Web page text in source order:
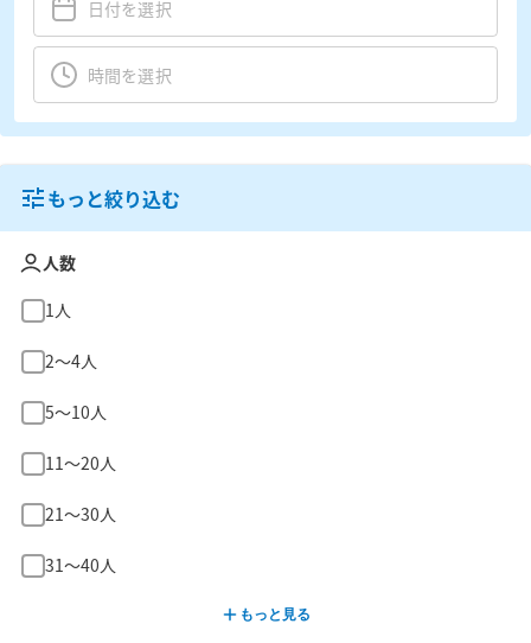
もっと絞り込む
人数
1人
2〜4人
5〜10人
11〜20人
21〜30人
31〜40人
もっと見る